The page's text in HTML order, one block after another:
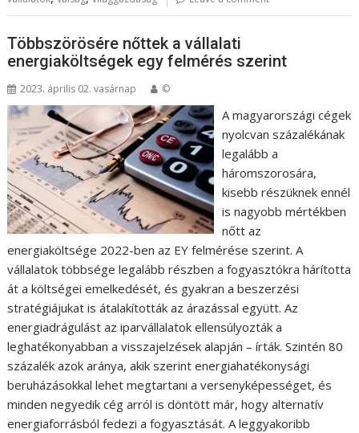
Többszörösére nőttek a vállalati
energiaköltségek egy felmérés szerint
2023. április 02. vasárnap ©
A magyarországi cégek
nyolcvan százalékának
legalább a
háromszorosára,
kisebb részüknek ennél
is nagyobb mértékben
nőtt az
energiaköltsége 2022-ben az EY felmérése szerint. A
vállalatok többsége legalább részben a fogyasztókra hárította
át a költségei emelkedését, és gyakran a beszerzési
stratégiájukat is átalakították az árazással együtt. Az
energiadrágulást az iparvállalatok ellensúlyozták a
leghatékonyabban a visszajelzések alapján – írták. Szintén 80
százalék azok aránya, akik szerint energiahatékonysági
beruházásokkal lehet megtartani a versenyképességet, és
minden negyedik cég arról is döntött már, hogy alternatív
energiaforrásból fedezi a fogyasztását. A leggyakoribb